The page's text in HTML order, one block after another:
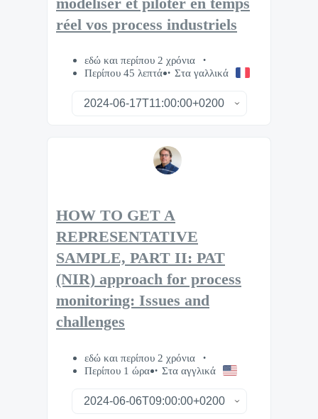
réel vos process industriels
εδώ και περίπου 2 χρόνια
Περίπου 45 λεπτά
Στα γαλλικά
HOW TO GET A
REPRESENTATIVE
SAMPLE, PART II: PAT
(NIR) approach for process
monitoring: Issues and
challenges
εδώ και περίπου 2 χρόνια
Περίπου 1 ώρα
Στα αγγλικά